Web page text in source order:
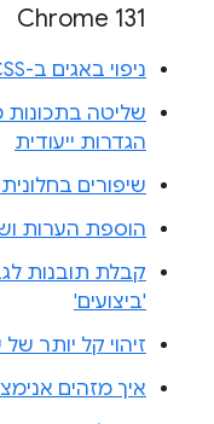
Chrome 131
ניפוי באגים ב-CSS באמצעות Gemini
הגדרות ייעודית
שיפורים
הוספת הערות
קבלת תובנות
'ביצועים'
זיהוי קל יותר
איך מזהים